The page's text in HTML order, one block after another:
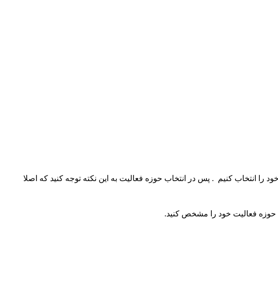
را انتخاب کنیم . پس در انتخاب حوزه فعالیت به این نکته توجه کنید که اصلا
حوزه فعالیت خود را مشخص کنید.